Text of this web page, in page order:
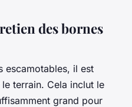
des bornes
escamotables, il est
terrain. Cela inclut le
grand pour